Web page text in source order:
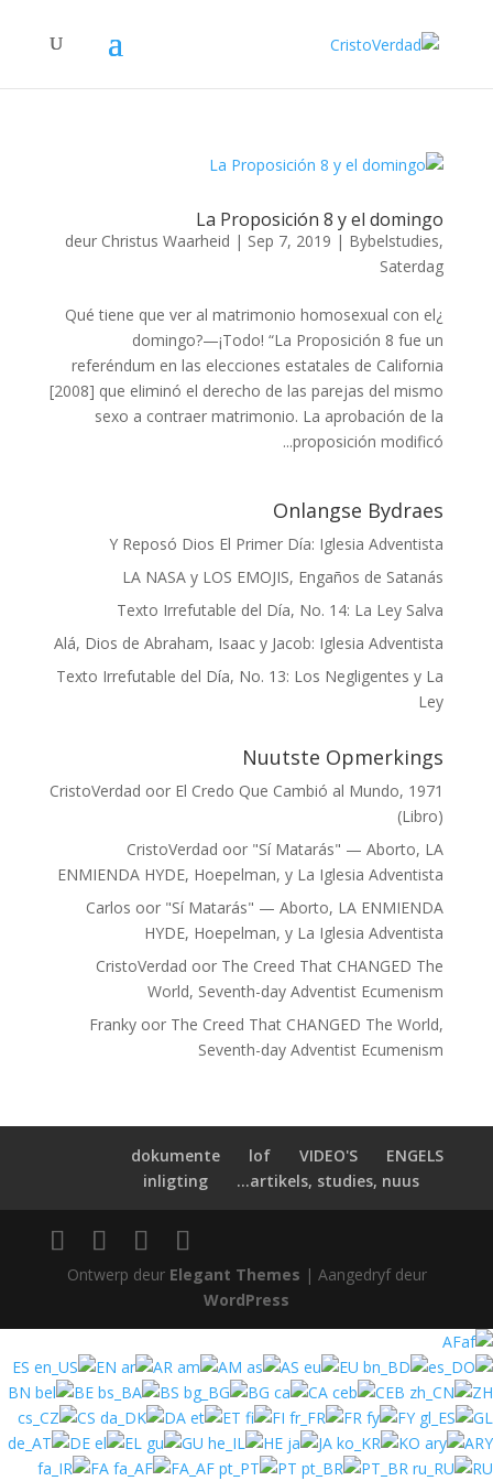
La Proposición 8 y el domingo
deur Christus Waarheid | Sep 7, 2019 | Bybelstudies,
Saterdag
¿Qué tiene que ver al matrimonio homosexual con el
domingo?—¡Todo! “La Proposición 8 fue un
referéndum en las elecciones estatales de California
[2008] que eliminó el derecho de las parejas del mismo
sexo a contraer matrimonio. La aprobación de la
proposición modificó...
Onlangse Bydraes
Y Reposó Dios El Primer Día: Iglesia Adventista
LA NASA y LOS EMOJIS, Engaños de Satanás
Texto Irrefutable del Día, No. 14: La Ley Salva
Alá, Dios de Abraham, Isaac y Jacob: Iglesia Adventista
Texto Irrefutable del Día, No. 13: Los Negligentes y La
Ley
Nuutste Opmerkings
CristoVerdad oor El Credo Que Cambió al Mundo, 1971
(Libro)
CristoVerdad oor "Sí Matarás" — Aborto, LA
ENMIENDA HYDE, Hoepelman, y La Iglesia Adventista
Carlos oor "Sí Matarás" — Aborto, LA ENMIENDA
HYDE, Hoepelman, y La Iglesia Adventista
CristoVerdad oor The Creed That CHANGED The
World, Seventh-day Adventist Ecumenism
Franky oor The Creed That CHANGED The World,
Seventh-day Adventist Ecumenism
ENGELS
VIDEO'S
lof
dokumente
artikels, studies, nuus...
inligting
Ontwerp deur Elegant Themes | Aangedryf deur
WordPress
AF
ES
EN AR AM AS
EU
BN
BE BS BG CA CEB
ZH
CS
DA ET FI FR FY
GL
DE
EL GU HE JA KO
ARY
FA
FA_AF PT PT_BR RU